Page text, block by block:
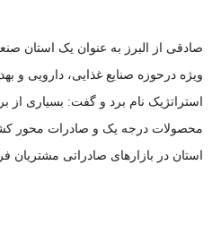
صادقی از البرز به عنوان یک استان
ویژه درحوزه صنایع غذایی، دارویی و
استراتژیک نام برد و گفت: بسیاری از
محصولات درجه یک و صادرات محور
استان در بازارهای صادراتی مشتریان